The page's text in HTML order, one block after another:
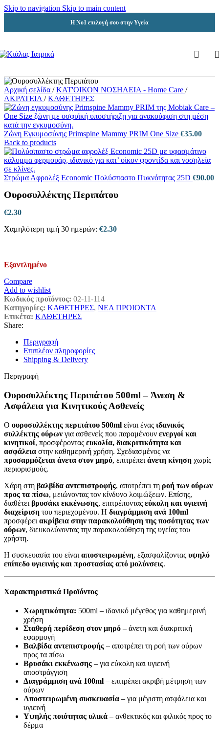
Skip to navigation Skip to main content
Η Νο1 επιλογή σου στην Υγεία
Αρχική σελίδα / ΚΑΤ'ΟΙΚΟΝ ΝΟΣΗΛΕΙΑ - Home Care /
ΑΚΡΑΤΕΙΑ / ΚΑΘΕΤΗΡΕΣ
Ζώνη Εγκυμοσύνης Primspine Mammy PRIM One Size €35.00
Back to products
Στρώμα Αφρολέξ Εconomic Πολύσπαστο Πυκνότητας 25D €90.00
Ουροσυλλέκτης Περιπάτου
€2.30
Χαμηλότερη τιμή 30 ημερών: €2.30
Εξαντλημένο
Compare
Add to wishlist
Κωδικός προϊόντος: 02-11-114
Κατηγορίες: ΚΑΘΕΤΗΡΕΣ, ΝΕΑ ΠΡΟΙΟΝΤΑ
Ετικέτα: ΚΑΘΕΤΗΡΕΣ
Share:
Περιγραφή
Επιπλέον πληροφορίες
Shipping & Delivery
Περιγραφή
Ουροσυλλέκτης Περιπάτου 500ml – Άνεση &
Ασφάλεια για Κινητικούς Ασθενείς
Ο ουροσυλλέκτης περιπάτου 500ml είναι ένας ιδανικός
συλλέκτης ούρων για ασθενείς που παραμένουν ενεργοί και
κινητικοί, προσφέροντας ευκολία, διακριτικότητα και
ασφάλεια στην καθημερινή χρήση. Σχεδιασμένος να
προσαρμόζεται άνετα στον μηρό, επιτρέπει άνετη κίνηση χωρίς
περιορισμούς.
Χάρη στη βαλβίδα αντεπιστροφής, αποτρέπει τη ροή των ούρων
προς τα πίσω, μειώνοντας τον κίνδυνο λοιμώξεων. Επίσης,
διαθέτει βρυσάκι εκκένωσης, επιτρέποντας εύκολη και υγιεινή
διαχείριση του περιεχομένου. Η διαγράμμιση ανά 100ml
προσφέρει ακρίβεια στην παρακολούθηση της ποσότητας των
ούρων, διευκολύνοντας την παρακολούθηση της υγείας του
χρήστη.
Η συσκευασία του είναι αποστειρωμένη, εξασφαλίζοντας υψηλό
επίπεδο υγιεινής και προστασίας από μολύνσεις.
Χαρακτηριστικά Προϊόντος
Χωρητικότητα: 500ml – ιδανικό μέγεθος για καθημερινή
χρήση
Σταθερή περίδεση στον μηρό – άνετη και διακριτική
εφαρμογή
Βαλβίδα αντεπιστροφής – αποτρέπει τη ροή των ούρων
προς τα πίσω
Βρυσάκι εκκένωσης – για εύκολη και υγιεινή
αποστράγγιση
Διαγράμμιση ανά 100ml – επιτρέπει ακριβή μέτρηση των
ούρων
Αποστειρωμένη συσκευασία – για μέγιστη ασφάλεια και
υγιεινή
Υψηλής ποιότητας υλικά – ανθεκτικός και φιλικός προς το
δέρμα